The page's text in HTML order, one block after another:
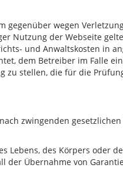
wegen
Nutzung der Webseite
und Anwaltskosten in
dem Betreiber im Falle
stellen, die für die
zwingenden
Lebens, des Körpers oder
der Übernahme von